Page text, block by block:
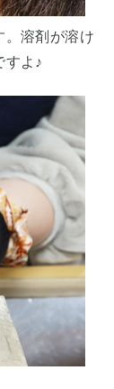
。溶剤が溶け
すよ♪